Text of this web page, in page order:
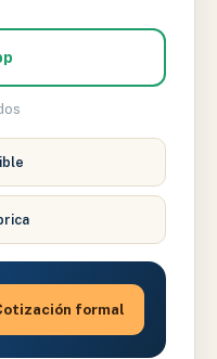
formal